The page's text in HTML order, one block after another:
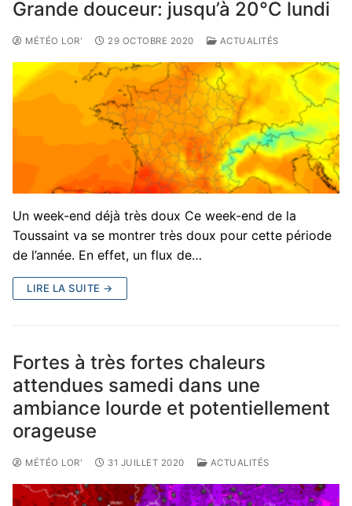
Grande douceur: jusqu’à 20°C lundi
MÉTÉO LOR' 29 OCTOBRE 2020 ACTUALITÉS
Un week-end déjà très doux Ce week-end de la
Toussaint va se montrer très doux pour cette période
de l’année. En effet, un flux de…
LIRE LA SUITE →
Fortes à très fortes chaleurs
attendues samedi dans une
ambiance lourde et potentiellement
orageuse
MÉTÉO LOR' 31 JUILLET 2020 ACTUALITÉS